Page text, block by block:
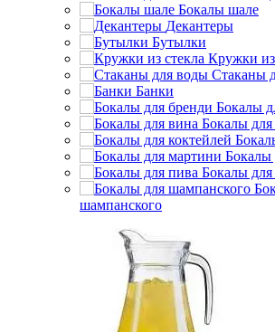
Бокалы шале
Декантеры
Бутылки
Кружки из
Стаканы
Банки
Бокалы
Бокалы для
Бокалы
Бокалы для
шампанского